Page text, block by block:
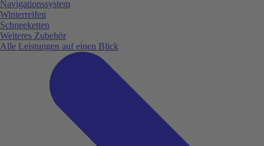
Navigationssystem
Winterreifen
Schneeketten
Weiteres Zubehör
Alle Leistungen auf einen Blick